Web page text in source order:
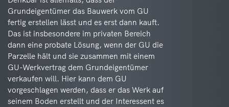
Grundeigentümer das Bauwerk vom GU
fertig erstellen lässt und es erst dann kauft.
Das ist insbesondere im privaten Bereich
dann eine probate Lösung, wenn der GU die
Parzelle hält und sie zusammen mit einem
GU-Werkvertrag dem Grundeigentümer
verkaufen will. Hier kann dem GU
vorgeschlagen werden, dass er das Werk auf
seinem Boden erstellt und der Interessent es